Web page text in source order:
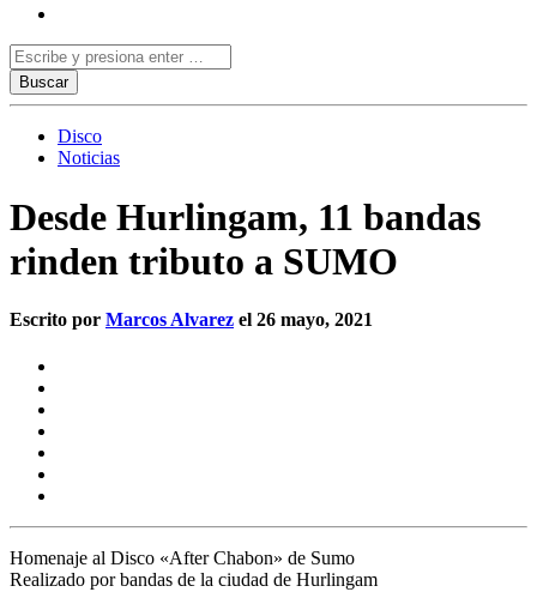
Disco
Noticias
Desde Hurlingam, 11 bandas
rinden tributo a SUMO
Escrito por Marcos Alvarez el 26 mayo, 2021
Homenaje al Disco «After Chabon» de Sumo
Realizado por bandas de la ciudad de Hurlingam